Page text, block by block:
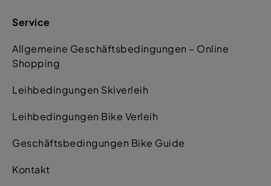
Service
Allgemeine Geschäftsbedingungen – Online
Shopping
Leihbedingungen Skiverleih
Leihbedingungen Bike Verleih
Geschäftsbedingungen Bike Guide
Kontakt